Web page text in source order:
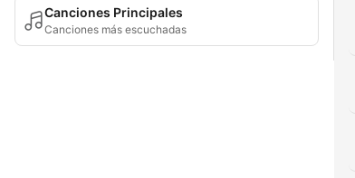
Canciones Principales
Canciones más escuchadas